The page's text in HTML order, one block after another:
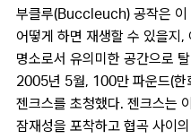
부클루(Buccleuch) 공작은 이
어떻게 하면 재생할 수 있을지,
명소로서 유의미한 공간으로
2005년 5월, 100만 파운드(한
젠크스를 초청했다. 젠크스는
잠재성을 포착하고 협곡 사이